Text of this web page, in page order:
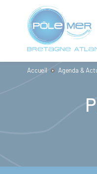
Panneau de gestion des
contenu
Accueil Agenda &